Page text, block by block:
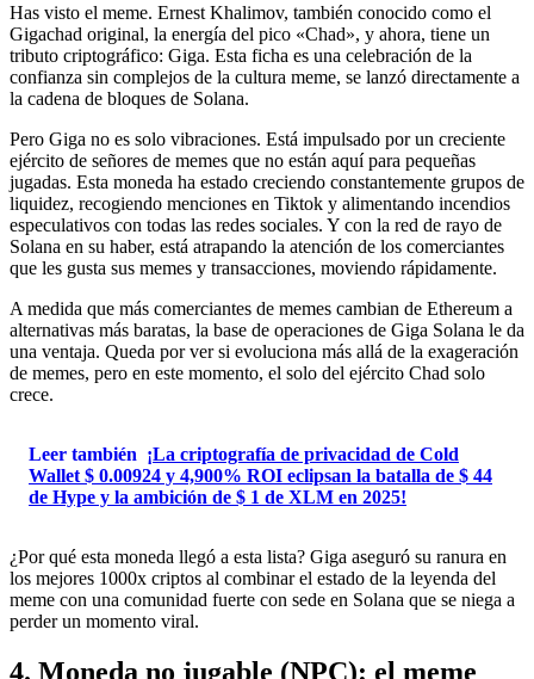
Has visto el meme. Ernest Khalimov, también conocido como el
Gigachad original, la energía del pico «Chad», y ahora, tiene un
tributo criptográfico: Giga. Esta ficha es una celebración de la
confianza sin complejos de la cultura meme, se lanzó directamente a
la cadena de bloques de Solana.
Pero Giga no es solo vibraciones. Está impulsado por un creciente
ejército de señores de memes que no están aquí para pequeñas
jugadas. Esta moneda ha estado creciendo constantemente grupos de
liquidez, recogiendo menciones en Tiktok y alimentando incendios
especulativos con todas las redes sociales. Y con la red de rayo de
Solana en su haber, está atrapando la atención de los comerciantes
que les gusta sus memes y transacciones, moviendo rápidamente.
A medida que más comerciantes de memes cambian de Ethereum a
alternativas más baratas, la base de operaciones de Giga Solana le da
una ventaja. Queda por ver si evoluciona más allá de la exageración
de memes, pero en este momento, el solo del ejército Chad solo
crece.
Leer también ¡La criptografía de privacidad de Cold
Wallet $ 0.00924 y 4,900% ROI eclipsan la batalla de $ 44
de Hype y la ambición de $ 1 de XLM en 2025!
¿Por qué esta moneda llegó a esta lista? Giga aseguró su ranura en
los mejores 1000x criptos al combinar el estado de la leyenda del
meme con una comunidad fuerte con sede en Solana que se niega a
perder un momento viral.
4. Moneda no jugable (NPC): el meme